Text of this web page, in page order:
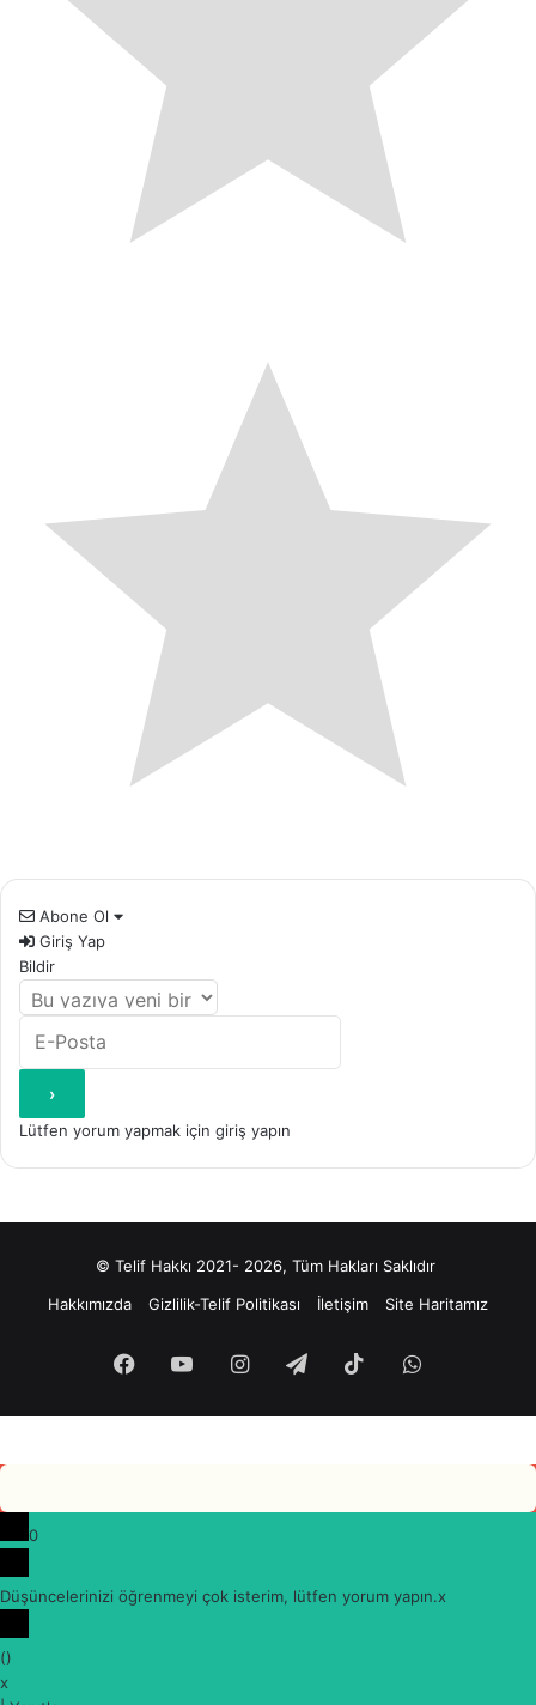
Abone Ol
Giriş Yap
Bildir
Lütfen yorum yapmak için giriş yapın
© Telif Hakkı 2021- 2026, Tüm Hakları Saklıdır
Hakkımızda
Gizlilik-Telif Politikası İletişim Site Haritamız
Facebook
YouTubeInstagram
TelegramTikTokWhatsApp
0
Düşüncelerinizi öğrenmeyi çok isterim, lütfen yorum yapın.x
()
x